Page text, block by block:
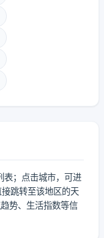
表；点击城市，可进
跳转至该地区的天
势、生活指数等信